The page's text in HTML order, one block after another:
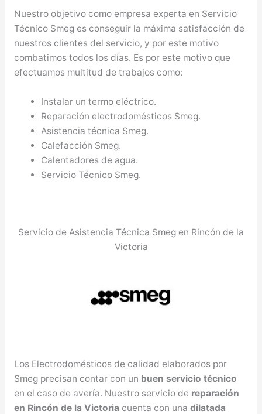
Nuestro objetivo como empresa experta en Servicio
Técnico Smeg es conseguir la máxima satisfacción de
nuestros clientes del servicio, y por este motivo
combatimos todos los días. Es por este motivo que
efectuamos multitud de trabajos como:
Instalar un termo eléctrico.
Reparación electrodomésticos Smeg.
Asistencia técnica Smeg.
Calefacción Smeg.
Calentadores de agua.
Servicio Técnico Smeg.
Servicio de Asistencia Técnica Smeg en Rincón de la
Victoria
Los Electrodomésticos de calidad elaborados por
Smeg precisan contar con un buen servicio técnico
en el caso de avería. Nuestro servicio de reparación
en Rincón de la Victoria cuenta con una dilatada